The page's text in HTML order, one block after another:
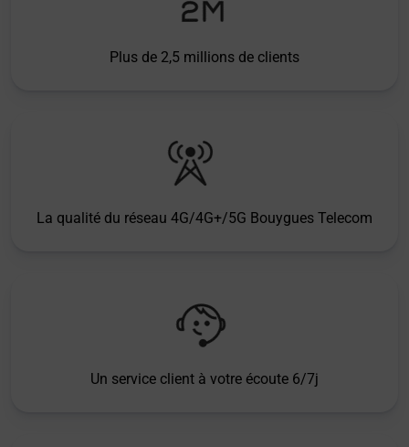
Plus de 2,5 millions de clients
La qualité du réseau 4G/4G+/5G Bouygues Telecom
Un service client à votre écoute 6/7j